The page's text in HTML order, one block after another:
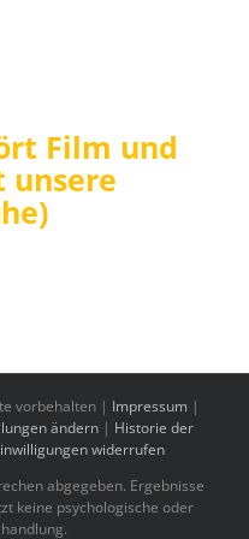
Film und
unsere
vorbehalten | Impressum |
ändern| Historie der
widerrufen
abgegeben. Ergebnisse
keine psychologische oder